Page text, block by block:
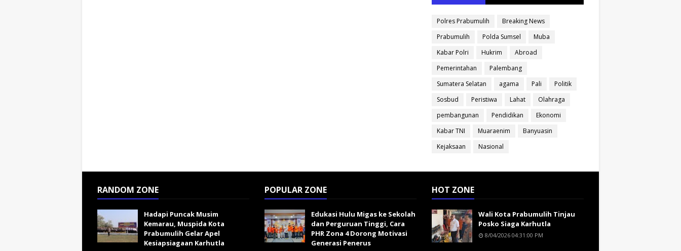
Polres Prabumulih
Breaking News
Prabumulih
Polda Sumsel
Muba
Kabar Polri
Hukrim
Abroad
Pemerintahan
Palembang
Sumatera Selatan
agama Pali
Politik
Sosbud
Peristiwa Lahat
Olahraga
pembangunan
Pendidikan
Ekonomi
Kabar TNI
Muaraenim
Banyuasin
Kejaksaan
Nasional
RANDOM ZONE
Hadapi Puncak Musim
Kemarau, Muspida Kota
Prabumulih Gelar Apel
Kesiapsiagaan Karhutla
POPULAR ZONE
Edukasi Hulu Migas ke Sekolah
dan Perguruan Tinggi, Cara
PHR Zona 4 Dorong Motivasi
Generasi Penerus
HOT ZONE
Wali Kota Prabumulih Tinjau
Posko Siaga Karhutla
8/04/2026 04:31:00 PM